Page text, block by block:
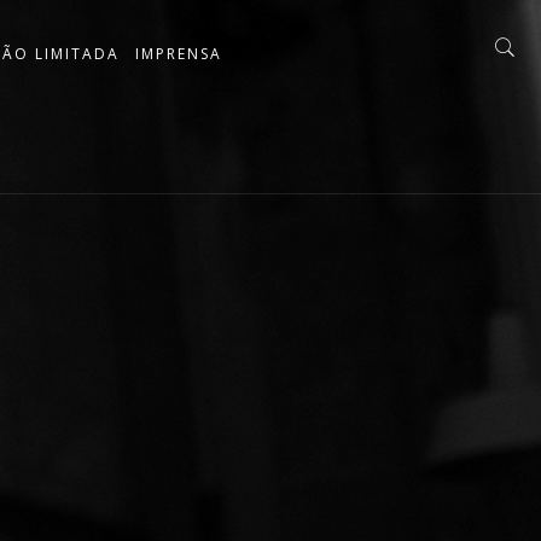
LIMITADA IMPRENSA